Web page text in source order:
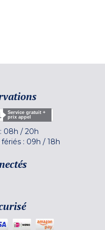
Service gratuit +
prix appel
08h / 20h
: 09h / 18h